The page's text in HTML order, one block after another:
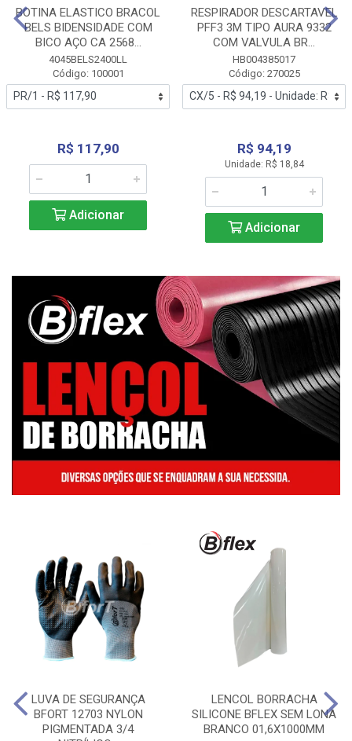
BOTINA ELASTICO BRACOL
BELS BIDENSIDADE COM
BICO AÇO CA 2568...
4045BELS2400LL
Código: 100001
R$ 117,90
Adicionar
RESPIRADOR DESCARTAVEL
PFF3 3M TIPO AURA 9332
COM VALVULA BR...
HB004385017
Código: 270025
R$ 94,19
Unidade: R$ 18,84
Adicionar
LUVA DE SEGURANÇA
BFORT 12703 NYLON
PIGMENTADA 3/4
LENCOL BORRACHA
SILICONE BFLEX SEM LONA
BRANCO 01,6X1000MM